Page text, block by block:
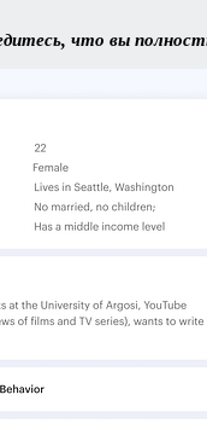
что вы